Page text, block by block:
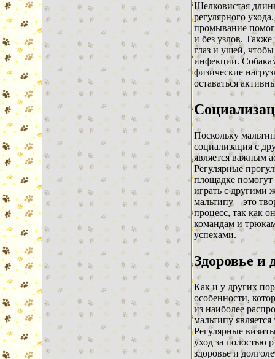
Шелковистая
регулярного
промывание
и без узлов. Также
глаз и ушей,
инфекции.
физические
оставаться
Поскольку
социализация с
является важным
Регулярные
площадке помогут
играть с другими
мальтипу – это
процесс, так как
командам и
успехами.
Здоровье и
Как и у других
особенности,
из наиболее
мальтипу
Регулярные
уход за полостью
здоровье и